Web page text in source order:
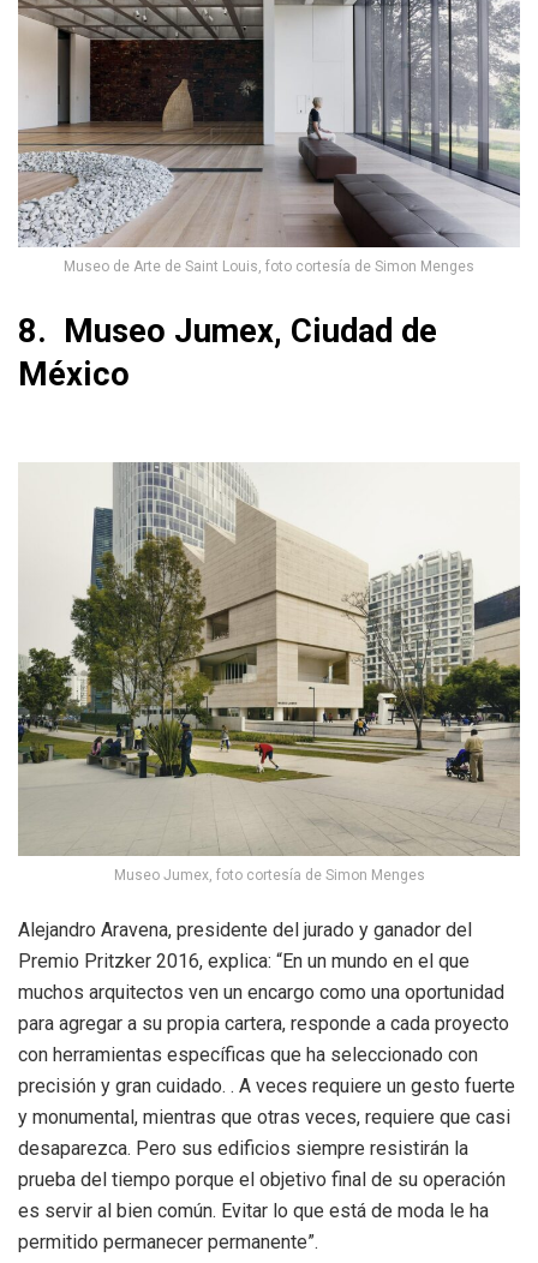
Museo de Arte de Saint Louis, foto cortesía de Simon Menges
8. Museo Jumex, Ciudad de
México
Museo Jumex, foto cortesía de Simon Menges
Alejandro Aravena, presidente del jurado y ganador del
Premio Pritzker 2016, explica: “En un mundo en el que
muchos arquitectos ven un encargo como una oportunidad
para agregar a su propia cartera, responde a cada proyecto
con herramientas específicas que ha seleccionado con
precisión y gran cuidado. . A veces requiere un gesto fuerte
y monumental, mientras que otras veces, requiere que casi
desaparezca. Pero sus edificios siempre resistirán la
prueba del tiempo porque el objetivo final de su operación
es servir al bien común. Evitar lo que está de moda le ha
permitido permanecer permanente”.